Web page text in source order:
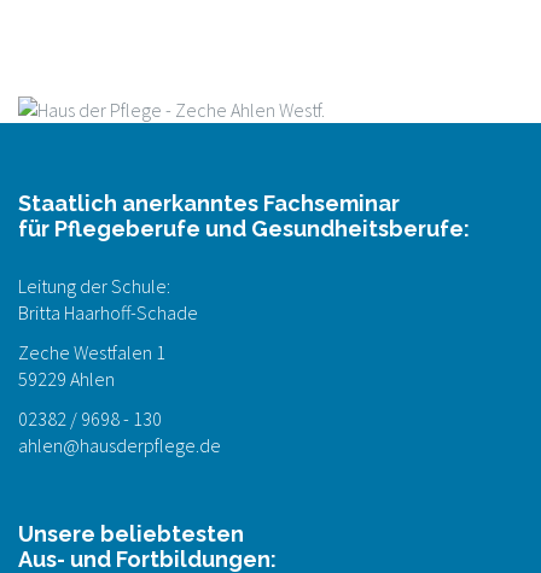
Staatlich anerkanntes Fachseminar
für Pflegeberufe und Gesundheitsberufe:
Leitung der Schule:
Britta Haarhoff-Schade
Zeche Westfalen 1
59229 Ahlen
02382 / 9698 - 130
ahlen@hausderpflege.de
Unsere beliebtesten
Aus- und Fortbildungen: